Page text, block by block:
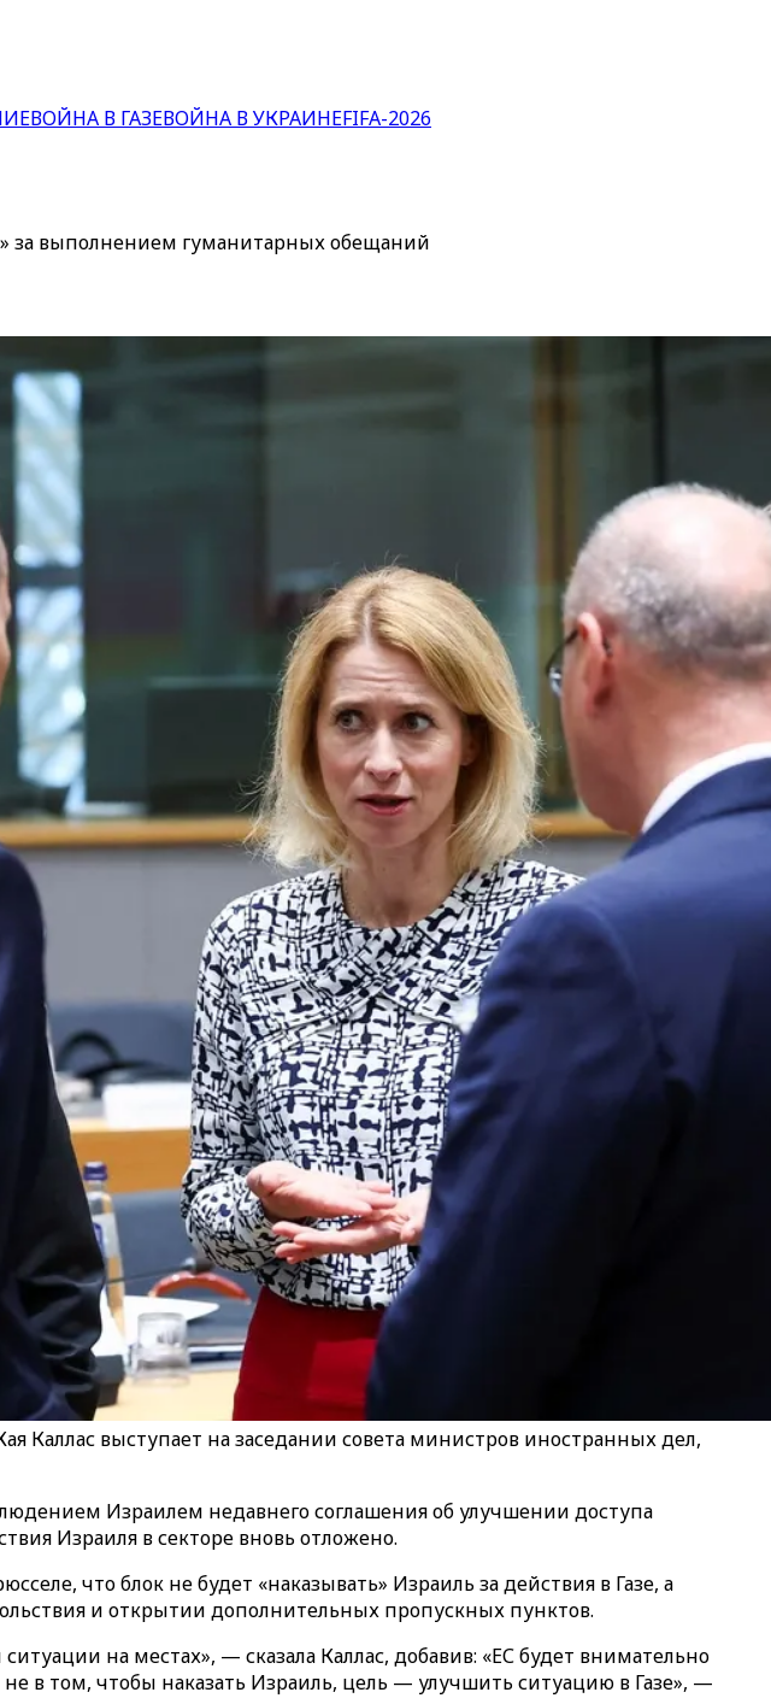
ВОЙНА В ГАЗЕВОЙНА В УКРАИНЕFIFA-2026
за выполнением гуманитарных обещаний
Каллас выступает на заседании совета министров иностранных дел,
Израилем недавнего соглашения об улучшении доступа
Израиля в секторе вновь отложено.
что блок не будет «наказывать» Израиль за действия в Газе, а
и открытии дополнительных пропускных пунктов.
на местах», — сказала Каллас, добавив: «ЕС будет внимательно
в том, чтобы наказать Израиль, цель — улучшить ситуацию в Газе», —